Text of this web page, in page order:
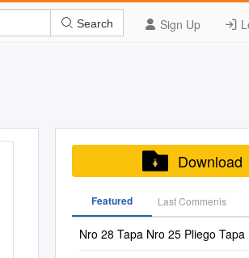
Sign Up
Search
Download
Featured Last Commenis
Nro 28 Tapa Nro 25 Pliego Tapa